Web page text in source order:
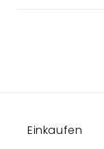
Einkaufen